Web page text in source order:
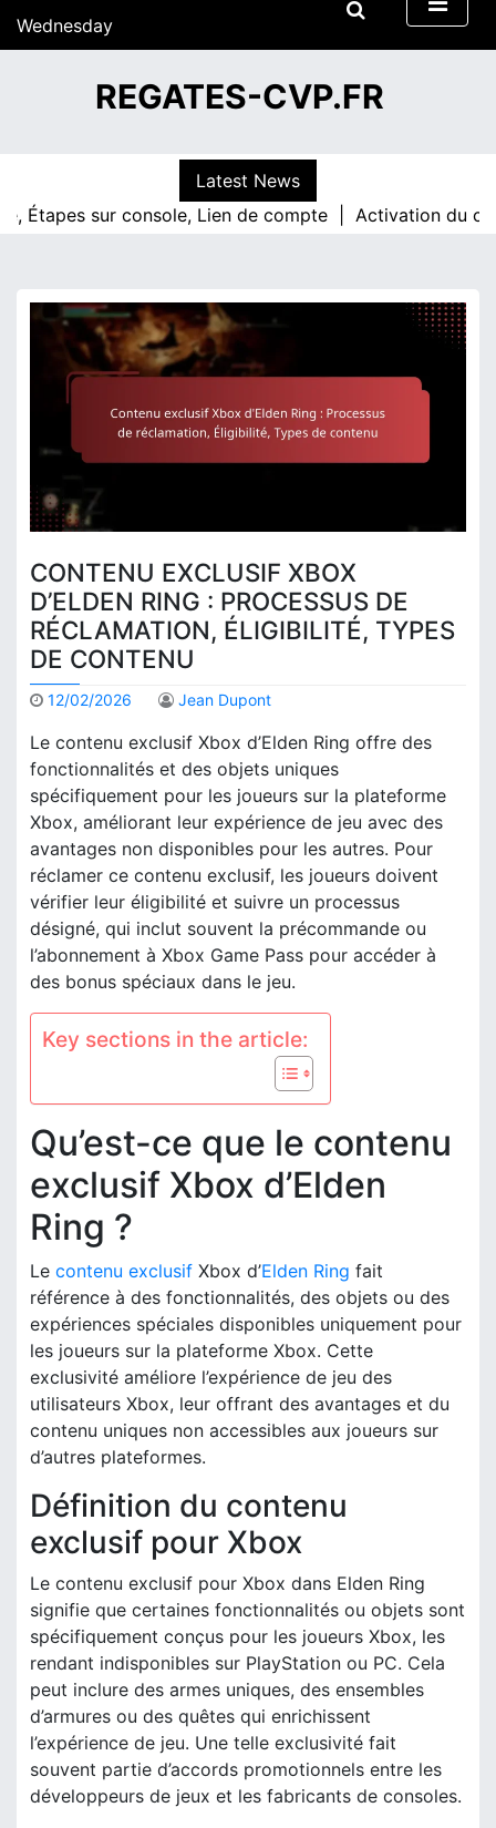
Wednesday
15/07/2026
REGATES-CVP.FR
Latest News
sur console, Lien de compte |Activation du code
CONTENU EXCLUSIF XBOX
D’ELDEN RING : PROCESSUS DE
RÉCLAMATION, ÉLIGIBILITÉ, TYPES
DE CONTENU
12/02/2026 Jean Dupont
Le contenu exclusif Xbox d’Elden Ring offre des
fonctionnalités et des objets uniques
spécifiquement pour les joueurs sur la plateforme
Xbox, améliorant leur expérience de jeu avec des
avantages non disponibles pour les autres. Pour
réclamer ce contenu exclusif, les joueurs doivent
vérifier leur éligibilité et suivre un processus
désigné, qui inclut souvent la précommande ou
l’abonnement à Xbox Game Pass pour accéder à
des bonus spéciaux dans le jeu.
Key sections in the article:
Qu’est-ce que le contenu
exclusif Xbox d’Elden
Ring ?
Le contenu exclusif Xbox d’Elden Ring fait
référence à des fonctionnalités, des objets ou des
expériences spéciales disponibles uniquement pour
les joueurs sur la plateforme Xbox. Cette
exclusivité améliore l’expérience de jeu des
utilisateurs Xbox, leur offrant des avantages et du
contenu uniques non accessibles aux joueurs sur
d’autres plateformes.
Définition du contenu
exclusif pour Xbox
Le contenu exclusif pour Xbox dans Elden Ring
signifie que certaines fonctionnalités ou objets sont
spécifiquement conçus pour les joueurs Xbox, les
rendant indisponibles sur PlayStation ou PC. Cela
peut inclure des armes uniques, des ensembles
d’armures ou des quêtes qui enrichissent
l’expérience de jeu. Une telle exclusivité fait
souvent partie d’accords promotionnels entre les
développeurs de jeux et les fabricants de consoles.